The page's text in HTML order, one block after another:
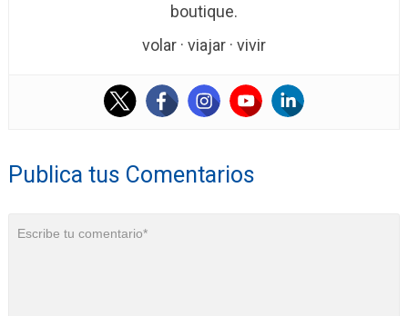
boutique.
volar · viajar · vivir
Publica tus Comentarios